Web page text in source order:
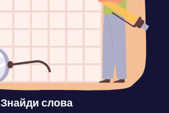
Знайди слова